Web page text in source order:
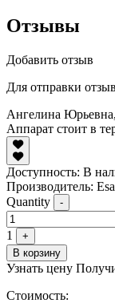
Отзывы
Добавить отзыв
Для отправки
Ангелина
Аппарат стоит в
Доступность: В
Производитель:
Quantity
-
1
+
В корзину
Узнать цену
Стоимость: